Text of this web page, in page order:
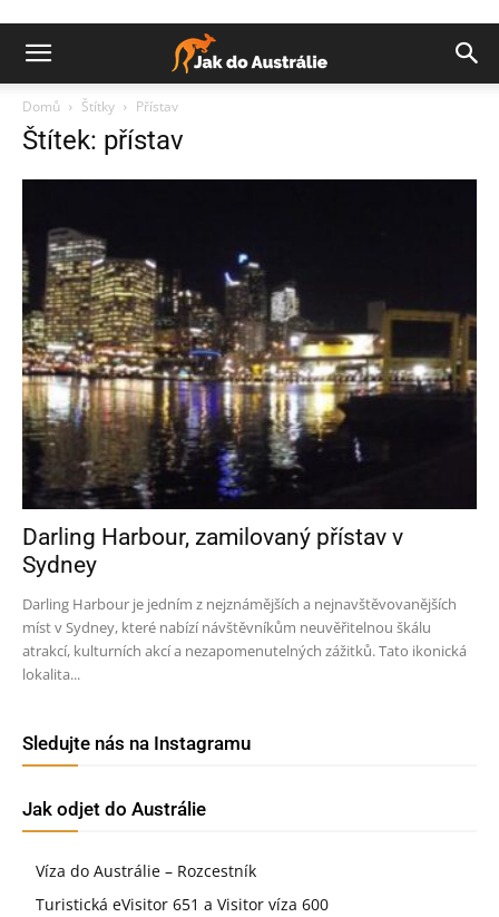
Domů Štítky Přístav
Štítek: přístav
Darling Harbour, zamilovaný přístav v
Sydney
Darling Harbour je jedním z nejznámějších a nejnavštěvovanějších
míst v Sydney, které nabízí návštěvníkům neuvěřitelnou škálu
atrakcí, kulturních akcí a nezapomenutelných zážitků. Tato ikonická
lokalita...
Sledujte nás na Instagramu
Jak odjet do Austrálie
Víza do Austrálie – Rozcestník
Turistická eVisitor 651 a Visitor víza 600